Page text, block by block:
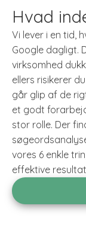
Hvad
Vi lever i en tid,
Google dagligt.
virksomhed
ellers risikerer
går glip af de
et godt
stor rolle. Der
vores 6 enkle
effektive